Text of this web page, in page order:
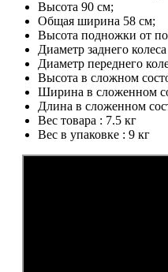
Высота 90 см;
Общая ширина 58 см;
Высота подножки от
Диаметр заднего
Диаметр переднего
Высота в сложном
Ширина в сложенном
Длина в сложенном
Вес товара : 7.5 кг
Вес в упаковке : 9 кг